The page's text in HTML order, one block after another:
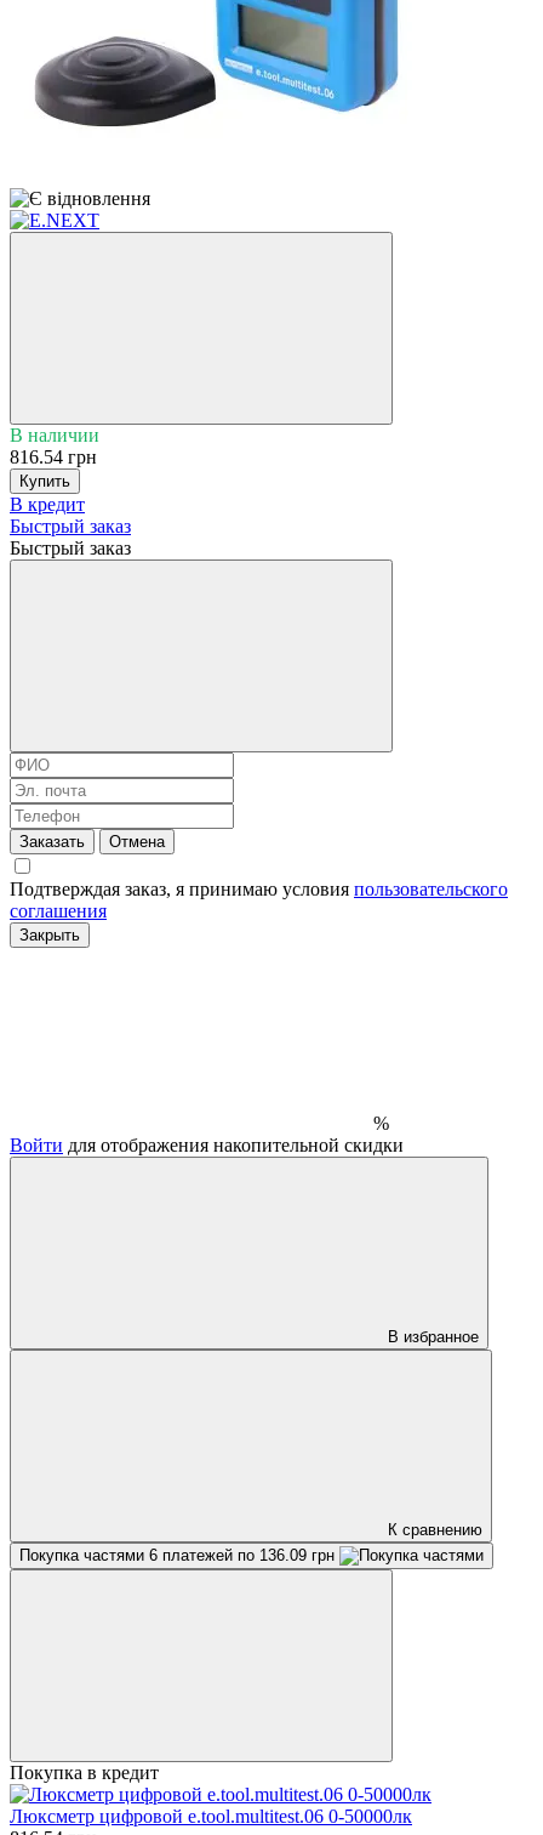
В наличии
816.54 грн
Купить
В кредит
Быстрый заказ
Быстрый заказ
Заказать Отмена
Подтверждая заказ, я принимаю условия пользовательского
соглашения
Закрыть
%
Войти для отображения накопительной скидки
В избранное
К сравнению
Покупка частями 6 платежей по 136.09 грн
Покупка в кредит
Люксметр цифровой e.tool.multitest.06 0-50000лк